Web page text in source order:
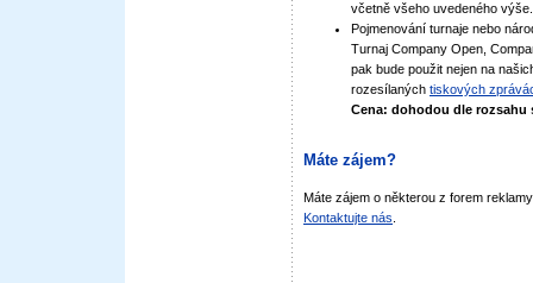
včetně všeho uvedeného výše.
Pojmenování turnaje nebo
Turnaj Company Open,
pak bude použit nejen na
rozesílaných tiskových
Cena: dohodou dle rozsahu
Máte zájem?
Máte zájem o některou z forem
Kontaktujte nás